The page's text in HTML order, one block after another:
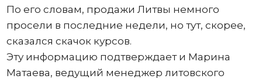
По его словам, продажи Литвы немного
просели в последние недели, но тут, скорее,
сказался скачок курсов.
Эту информацию подтверждает и Марина
Матаева, ведущий менеджер литовского